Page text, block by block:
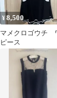
¥8,500
マメクロゴウチ
ピース